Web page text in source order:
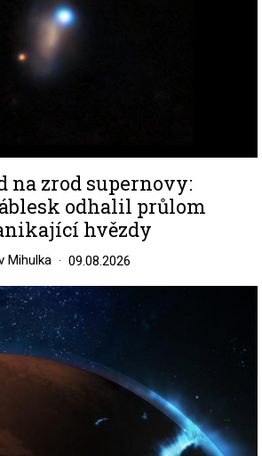
na zrod supernovy:
odhalil průlom
hvězdy
Mihulka 09.08.2026